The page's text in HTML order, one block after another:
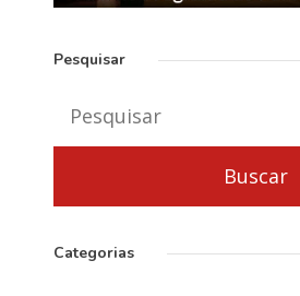
Pesquisar
Categorias